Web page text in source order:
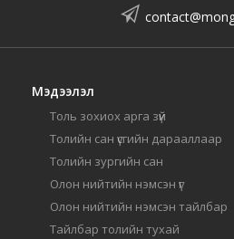
Мэдээлэл
Толь зохиох арга зүй
Толийн сан үсгийн дарааллаар
Толийн зургийн сан
Олон нийтийн нэмсэн үг
Олон нийтийн нэмсэн тайлбар
Тайлбар толийн тухай